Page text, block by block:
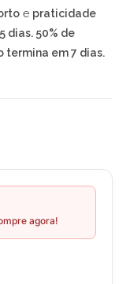
e praticidade
dias. 50% de
termina em 7 dias.
agora!